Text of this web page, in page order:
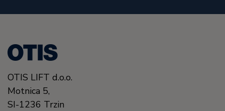
OTIS LIFT d.o.o.
Motnica 5,
SI-1236 Trzin